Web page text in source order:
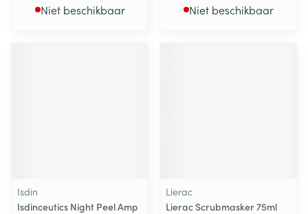
Niet beschikbaar Niet beschikbaar
Isdin
Isdinceutics Night Peel Amp
Lierac
Lierac Scrubmasker 75ml